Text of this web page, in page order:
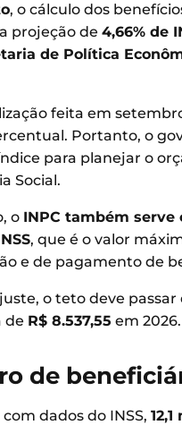
, o cálculo dos
projeção de 4,66% de
de Política
feita em
Portanto, o
para planejar o
Social.
o INPC também serve
, que é o valor
e de pagamento de
o teto deve passar
de R$ 8.537,55 em 2026.
de
dados do INSS,